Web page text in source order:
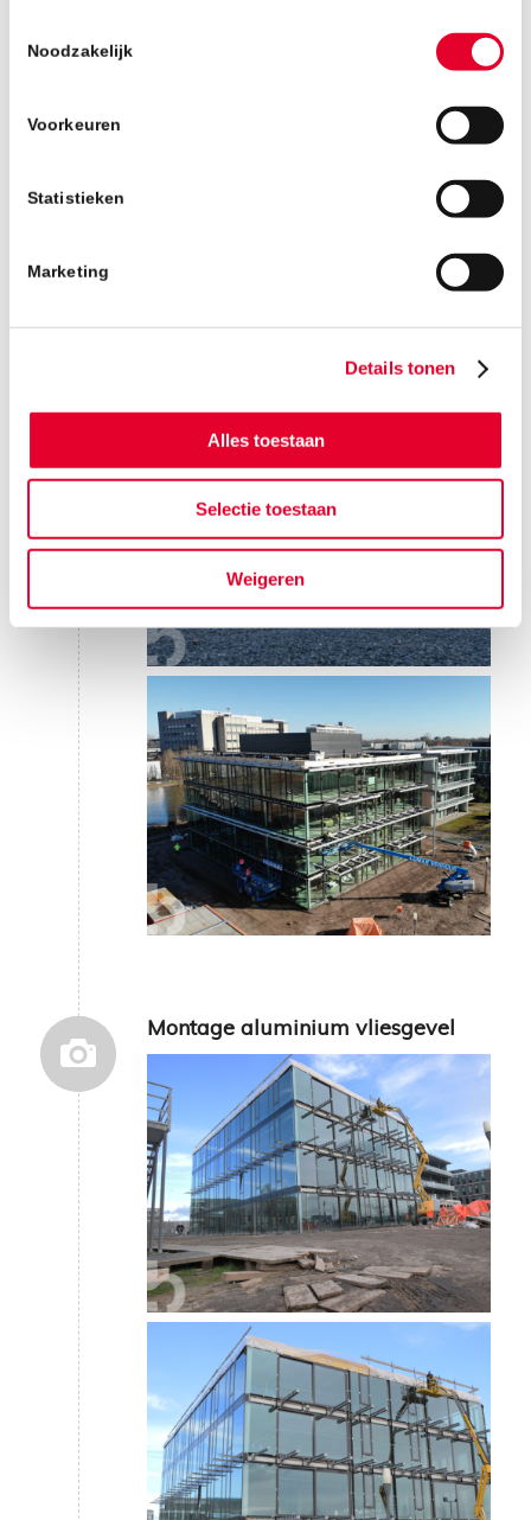
Noodzakelijk
Voorkeuren
Statistieken
Marketing
Details tonen
Alles toestaan
Selectie toestaan
Weigeren
Aanbrengen houten geveldelen
Montage aluminium vliesgevel